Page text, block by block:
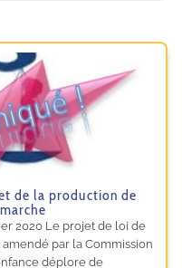
de la production de
2020 Le projet de loi de
par la Commission
déplore de